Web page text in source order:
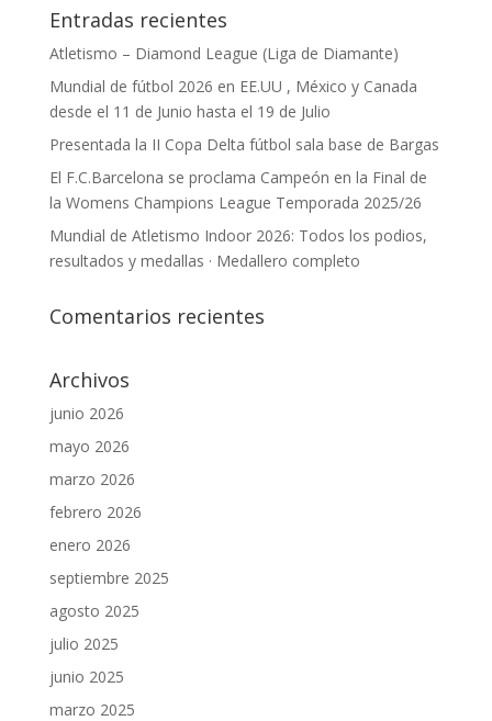
Entradas recientes
Atletismo – Diamond League (Liga de Diamante)
Mundial de fútbol 2026 en EE.UU , México y Canada
desde el 11 de Junio hasta el 19 de Julio
Presentada la II Copa Delta fútbol sala base de Bargas
El F.C.Barcelona se proclama Campeón en la Final de
la Womens Champions League Temporada 2025/26
Mundial de Atletismo Indoor 2026: Todos los podios,
resultados y medallas · Medallero completo
Comentarios recientes
Archivos
junio 2026
mayo 2026
marzo 2026
febrero 2026
enero 2026
septiembre 2025
agosto 2025
julio 2025
junio 2025
marzo 2025